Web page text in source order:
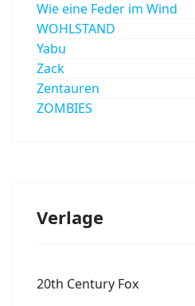
Wie eine Feder im Wind
WOHLSTAND
Yabu
Zack
Zentauren
ZOMBIES
Verlage
20th Century Fox